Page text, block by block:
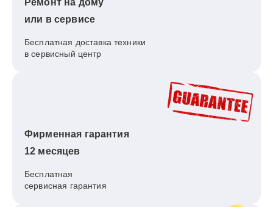
Ремонт на дому
или в сервисе
Бесплатная доставка техники
в сервисный центр
Фирменная гарантия
12 месяцев
Бесплатная
сервисная гарантия